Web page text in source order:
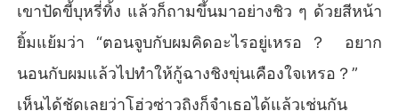
เขาปัดขี้บุหรี่ทิ้ง แล้วก็ถามขึ้นมาอย่างชิว ๆ ด้วยสีหน้า
ยิ้มแย้มว่า “ตอนจูบกับผมคิดอะไรอยู่เหรอ？ อยาก
นอนกับผมแล้วไปทำให้กู้ฉางชิงขุ่นเคืองใจเหรอ？”
เห็นได้ชัดเลยว่าโฮ่วซ่าวถิงก็จำเธอได้แล้วเช่นกัน